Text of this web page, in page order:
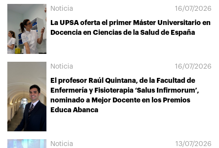
Noticia
16/07/2026
La UPSA oferta el primer Máster Universitario en
Docencia en Ciencias de la Salud de España
Noticia
16/07/2026
El profesor Raúl Quintana, de la Facultad de
Enfermería y Fisioterapia ‘Salus Infirmorum’,
nominado a Mejor Docente en los Premios
Educa Abanca
Noticia
13/07/2026